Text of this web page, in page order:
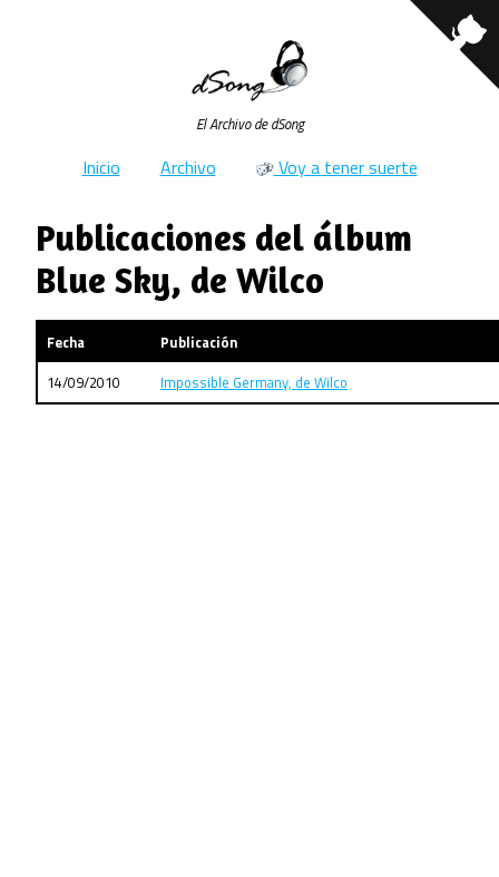
El Archivo de dSong
Inicio Archivo Voy a tener suerte
Publicaciones del álbum
Blue Sky, de Wilco
Fecha
Publicación
14/09/2010
Impossible Germany, de Wilco